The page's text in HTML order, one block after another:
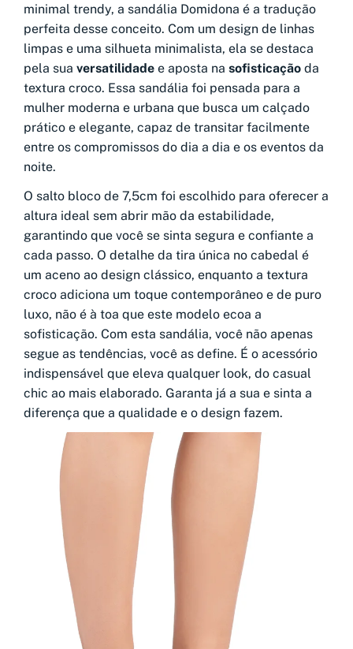
minimal trendy, a sandália Domidona é a tradução
perfeita desse conceito. Com um design de linhas
limpas e uma silhueta minimalista, ela se destaca
pela sua versatilidade e aposta na sofisticação da
textura croco. Essa sandália foi pensada para a
mulher moderna e urbana que busca um calçado
prático e elegante, capaz de transitar facilmente
entre os compromissos do dia a dia e os eventos da
noite.
O salto bloco de 7,5cm foi escolhido para oferecer a
altura ideal sem abrir mão da estabilidade,
garantindo que você se sinta segura e confiante a
cada passo. O detalhe da tira única no cabedal é
um aceno ao design clássico, enquanto a textura
croco adiciona um toque contemporâneo e de puro
luxo, não é à toa que este modelo ecoa a
sofisticação. Com esta sandália, você não apenas
segue as tendências, você as define. É o acessório
indispensável que eleva qualquer look, do casual
chic ao mais elaborado. Garanta já a sua e sinta a
diferença que a qualidade e o design fazem.